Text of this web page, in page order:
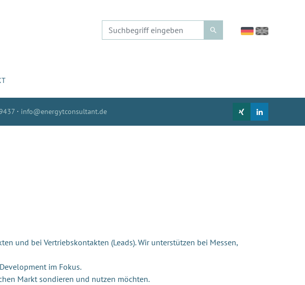
· info@energytconsultant.de
und bei Vertriebskontakten (Leads). Wir unterstützen bei Messen,
im Fokus.
Markt sondieren und nutzen möchten.